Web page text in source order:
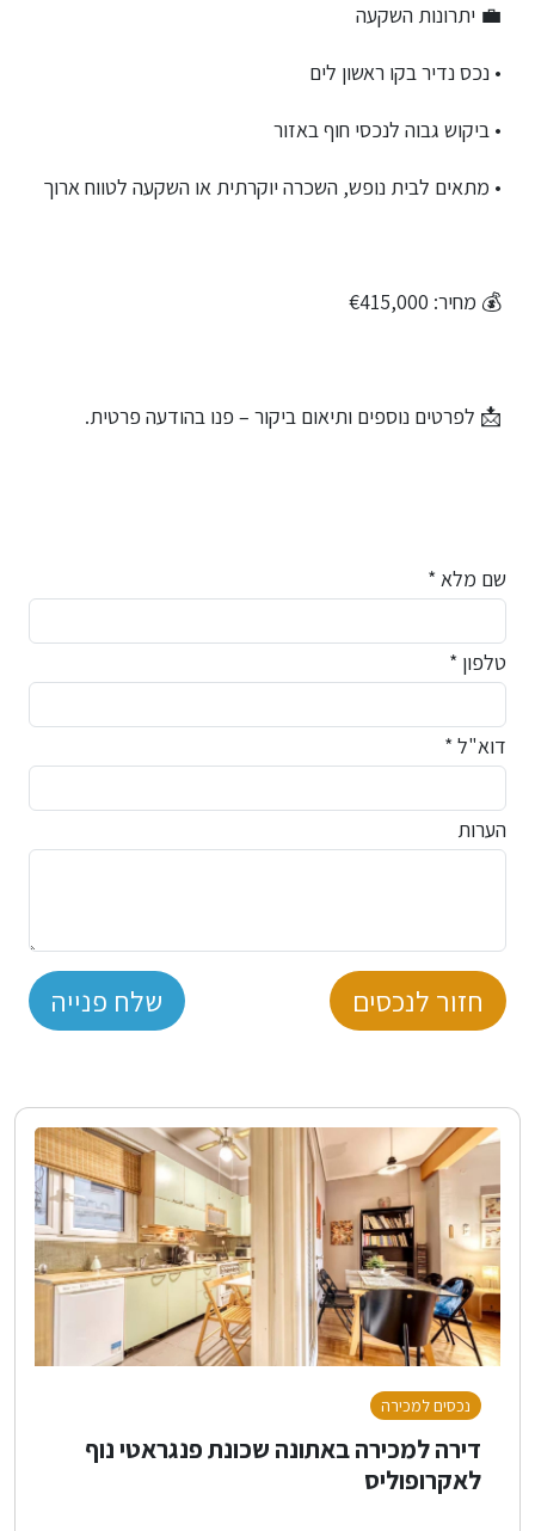
💼 יתרונות השקעה
• נכס נדיר בקו ראשון לים
• ביקוש גבוה לנכסי חוף באזור
• מתאים לבית נופש, השכרה יוקרתית או השקעה לטווח ארוך
💰 מחיר: €415,000
📩 לפרטים נוספים ותיאום ביקור – פנו בהודעה פרטית.
שם מלא *
טלפון *
דוא"ל *
הערות
חזור לנכסים שלח פנייה
נכסים למכירה
דירה למכירה באתונה שכונת פנגראטי נוף
לאקרופוליס